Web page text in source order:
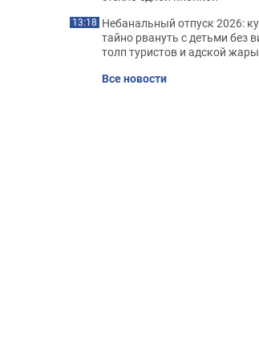
13:18 Небанальный отпуск 2026:
тайно рвануть с детьми без
толп туристов и адской жары
Все новости